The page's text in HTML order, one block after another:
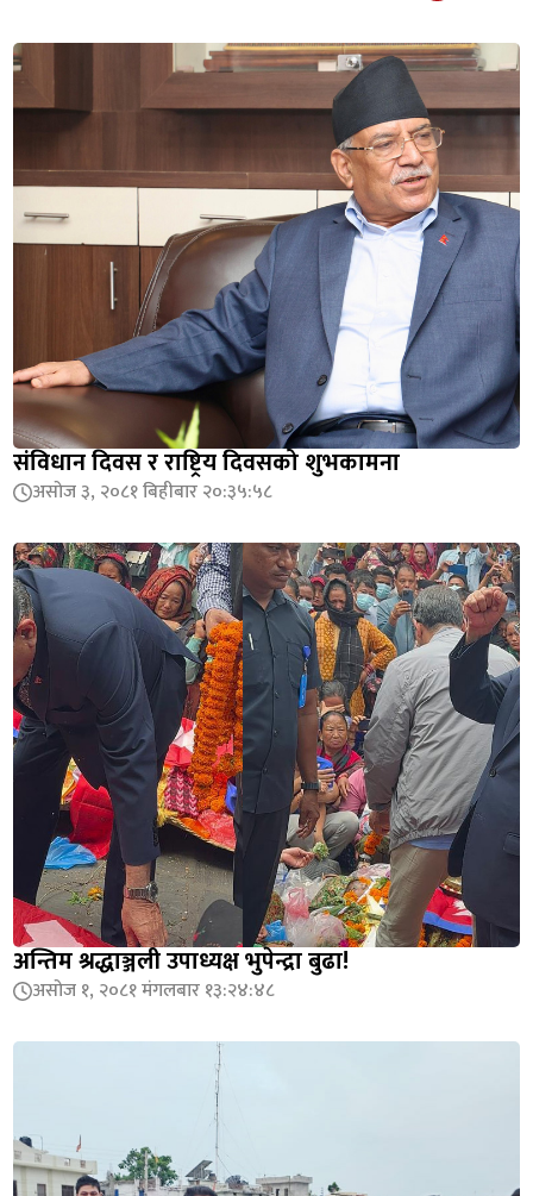
संविधान दिवस र राष्ट्रिय दिवसको शुभकामना
असोज ३, २०८१ बिहीबार २०:३५:५८
अन्तिम श्रद्धाञ्जली उपाध्यक्ष भुपेन्द्रा बुढा!
असोज १, २०८१ मंगलबार १३:२४:४८